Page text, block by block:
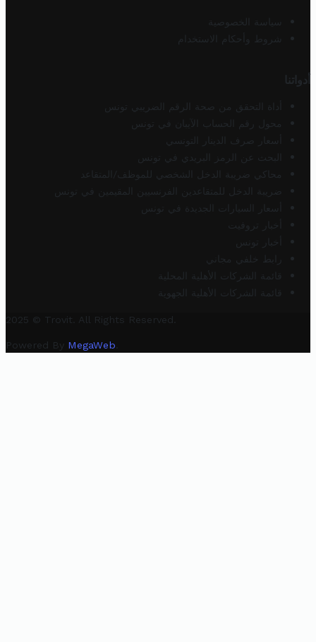
سياسة الخصوصية
شروط وأحكام الاستخدام
أدواتنا
أداة التحقق من صحة الرقم الضريبي تونس
محول رقم الحساب الآيبان في تونس
أسعار صرف الدينار التونسي
البحث عن الرمز البريدي في تونس
محاكي ضريبة الدخل الشخصي للموظف/المتقاعد
ضريبة الدخل للمتقاعدين الفرنسيين المقيمين في تونس
أسعار السيارات الجديدة في تونس
أخبار تروفيت
أخبار تونس
رابط خلفي مجاني
قائمة الشركات الأهلية المحلية
قائمة الشركات الأهلية الجهوية
2025 © Trovit. All Rights Reserved.
Powered By MegaWeb